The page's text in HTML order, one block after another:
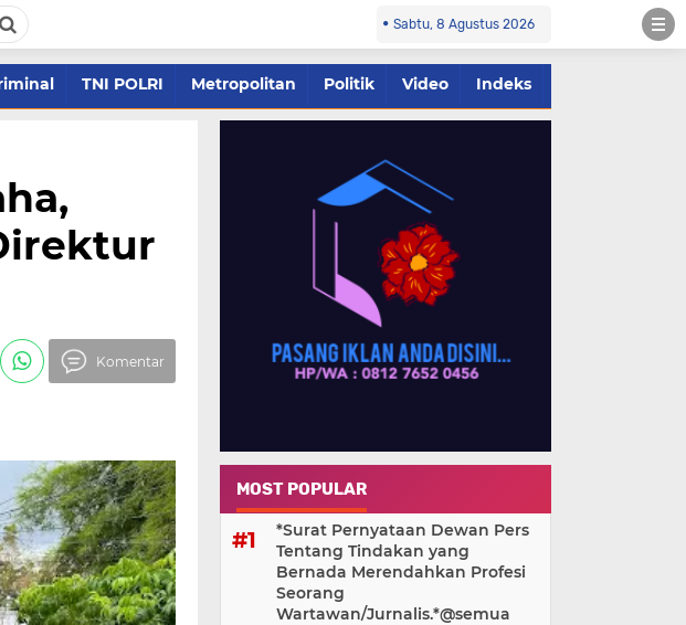
Sabtu, 8 Agustus 2026
TNI POLRI Metropolitan Politik Video Indeks
Komentar
MOST POPULAR
*Surat Pernyataan Dewan Pers
Tentang Tindakan yang
Bernada Merendahkan Profesi
Seorang
Wartawan/Jurnalis.*@⁨semua